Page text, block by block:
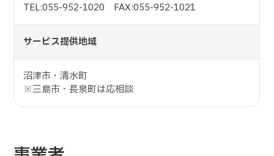
TEL:055-952-1020 FAX:055-952-1021
サービス提供地域
沼津市・清水町
※三島市・長泉町は応相談